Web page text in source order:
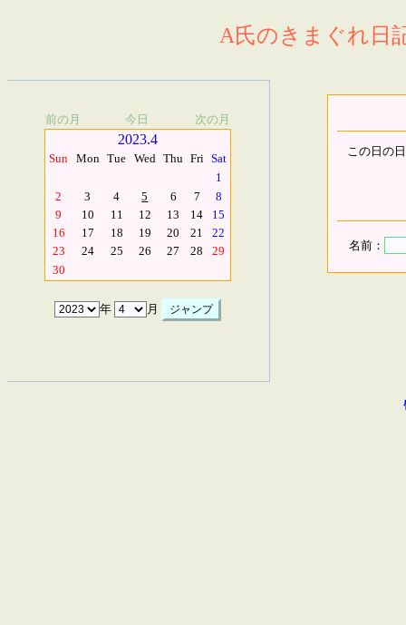
A氏のきまぐれ日
前の月 今日 次の月
2023.4
Sun Mon Tue Wed Thu Fri Sat
1
2
3 4 5 6 7
8
9
10 11 12 13 14
15
16
17 18 19 20 21
22
23
24 25 26 27 28
29
30
年 月
この日の
名前：